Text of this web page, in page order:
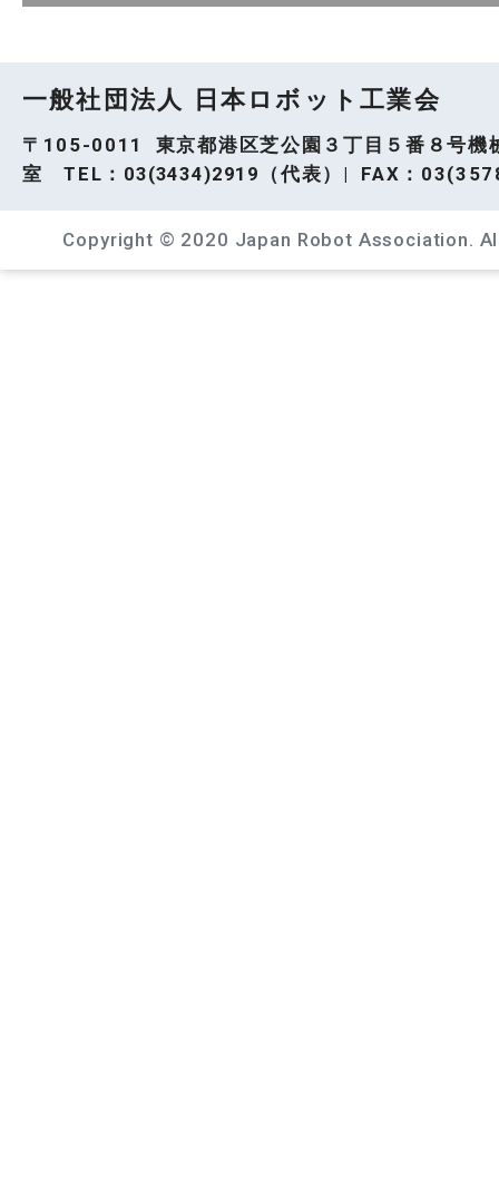
一般社団法人 日本ロボット工業会
〒105-0011 東京都港区芝公園３丁目５番８号機
室 TEL： 03(3434)2919 （代表）| FAX：
Copyright © 2020 Japan Robot Association.